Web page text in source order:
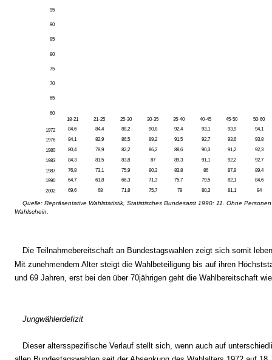
60
65
70
75
80
85
90
95
1972 84,6 84,4 88,2 90,8 92,4 93,1 93,9
94,1
1976
84,1 82,9 86,5 89,2 91,5 92,7 93,6
93,8
1980
80,4 78,9 82,2 86,2 88,6 90,3 91,2
92,3
1983
84,3 81,5 83,8 87 89,3 91,1 92,2
92,7
1987
76,8 73,1 75,9 80,3 83,8 86 87,9
89,4
1990
64,7 61,8 66,3 71,3 75,7 79,5 82,1
84,6
2002
69,6 68 71,8 75,7 79 80,3 81,1 84
18-21 21-25 25-30 30-35 35-40 40-45 45-50 50-60
Quelle: Repräsentative Wahlstatistik, Statistisches Bundesamt 1990: 11. Ohne
Wahlschein.
Die Teilnahmebereitschaft an Bundestagswahlen zeigt sich somit
Mit zunehmendem Alter steigt die Wahlbeteiligung bis auf ihren
und 69 Jahren, erst bei den über 70jährigen geht die Wahlbereitschaft
Jungwählerdefizit
Dieser altersspezifische Verlauf stellt sich, wenn auch auf